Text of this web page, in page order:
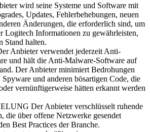
wird seine Systeme und Software mit
Updates, Fehlerbehebungen, neuen
Änderungen, die erforderlich sind, um
Logitech Informationen zu gewährleisten,
Stand halten.
Anbieter verwendet jederzeit Anti-
und hält die Anti-Malware-Software auf
Der Anbieter minimiert Bedrohungen
und anderen bösartigen Code, die
vernünftigerweise hätten erkannt werden
Der Anbieter verschlüsselt ruhende
die über offene Netzwerke gesendet
Best Practices der Branche.